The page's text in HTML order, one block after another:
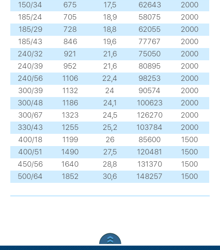
150/34
675 17,5 62643
2000
185/24
705 18,9 58075
2000
185/29
728 18,8 62055
2000
185/43
846 19,6 77767
2000
240/32
921 21,6 75050
2000
240/39
952 21,6 80895
2000
240/56
1106 22,4 98253
2000
300/39
1132 24 90574
2000
300/48
1186 24,1 100623
2000
300/67
1323 24,5 126270
2000
330/43
1255 25,2 103784
2000
400/18
1199 26 85600
1500
400/51
1490 27,5 120481
1500
450/56
1640 28,8 131370
1500
500/64
1852 30,6 148257 1500